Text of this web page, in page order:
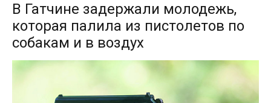
В Гатчине задержали молодежь,
которая палила из пистолетов по
собакам и в воздух